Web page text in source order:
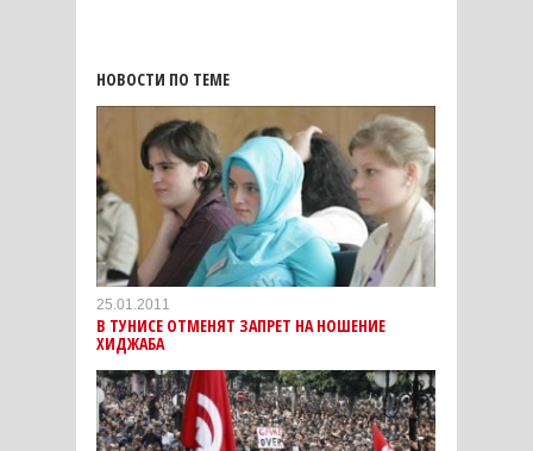
НОВОСТИ ПО ТЕМЕ
25.01.2011
В ТУНИСЕ ОТМЕНЯТ ЗАПРЕТ НА НОШЕНИЕ
ХИДЖАБА